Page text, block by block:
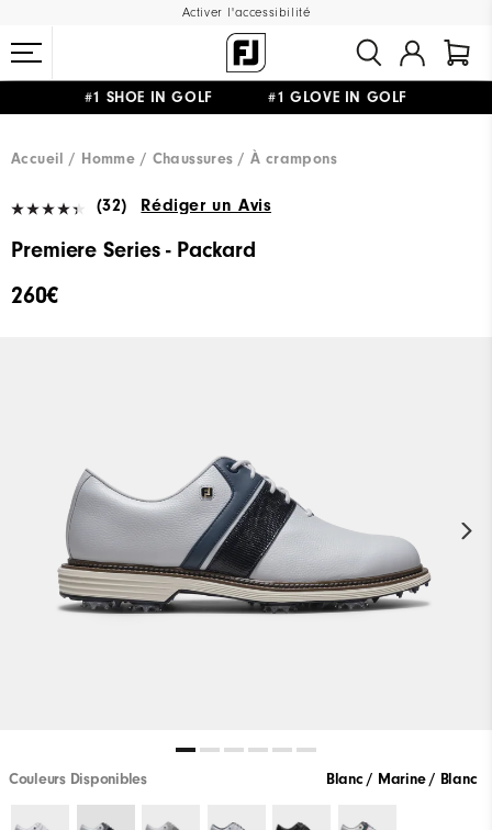
Activer l'accessibilité
#1 SHOE IN GOLF #1 GLOVE IN GOLF
LIVRAISON OFFERTEDÈS 99€+&RETOUR GRATUIT
Accueil Homme Chaussures À crampons
(32) Rédiger un Avis
Premiere Series - Packard
260€
Couleurs Disponibles Blanc / Marine / Blanc